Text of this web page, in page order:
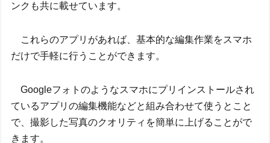
ンクも共に載せています。
これらのアプリがあれば、基本的な編集作業をスマホ
だけで手軽に行うことができます。
Googleフォトのようなスマホにプリインストールされ
ているアプリの編集機能などと組み合わせて使うとこと
で、撮影した写真のクオリティを簡単に上げることがで
きます。